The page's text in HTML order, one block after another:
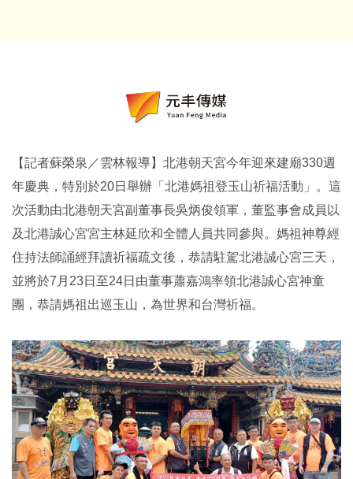
【記者蘇榮泉／雲林報導】北港朝天宮今年迎來建廟330週
年慶典，特別於20日舉辦「北港媽祖登玉山祈福活動」。這
次活動由北港朝天宮副董事長吳炳俊領軍，董監事會成員以
及北港誠心宮宮主林延欣和全體人員共同參與。媽祖神尊經
住持法師誦經拜讀祈福疏文後，恭請駐駕北港誠心宮三天，
並將於7月23日至24日由董事蕭嘉鴻率領北港誠心宮神童
團，恭請媽祖出巡玉山，為世界和台灣祈福。